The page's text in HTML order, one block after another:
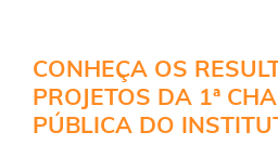
CONHEÇA OS
PROJETOS DA 1ª
PÚBLICA DO